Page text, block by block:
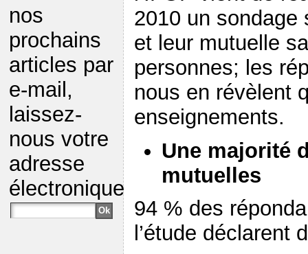
nos
prochains
articles par
e-mail,
laissez-
nous votre
adresse
électronique
2010 un sondage
et leur mutuelle
personnes; les
nous en révèlent
enseignements.
Une majorité
mutuelles
94 % des
l’étude déclarent